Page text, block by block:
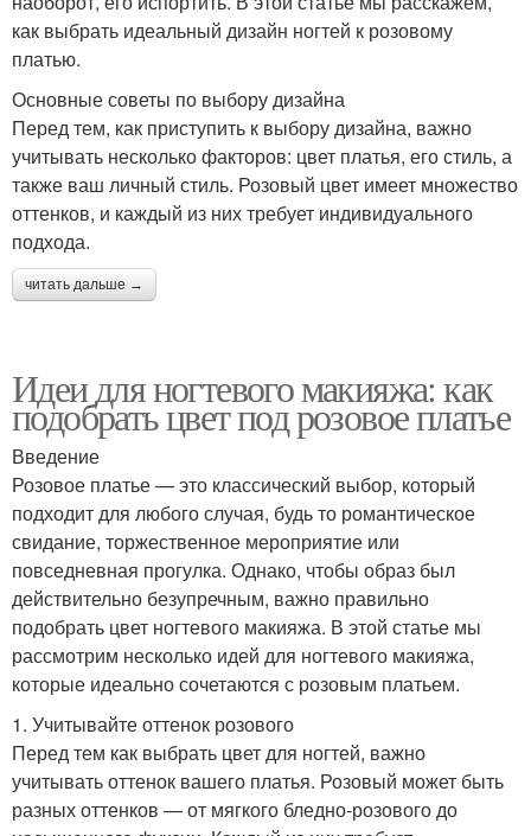
как выбрать идеальный дизайн ногтей к розовому
платью.
Основные советы по выбору дизайна
Перед тем, как приступить к выбору дизайна, важно
учитывать несколько факторов: цвет платья, его стиль, а
также ваш личный стиль. Розовый цвет имеет множество
оттенков, и каждый из них требует индивидуального
подхода.
читать дальше →
Идеи для ногтевого макияжа: как
подобрать цвет под розовое платье
Введение
Розовое платье — это классический выбор, который
подходит для любого случая, будь то романтическое
свидание, торжественное мероприятие или
повседневная прогулка. Однако, чтобы образ был
действительно безупречным, важно правильно
подобрать цвет ногтевого макияжа. В этой статье мы
рассмотрим несколько идей для ногтевого макияжа,
которые идеально сочетаются с розовым платьем.
1. Учитывайте оттенок розового
Перед тем как выбрать цвет для ногтей, важно
учитывать оттенок вашего платья. Розовый может быть
разных оттенков — от мягкого бледно-розового до